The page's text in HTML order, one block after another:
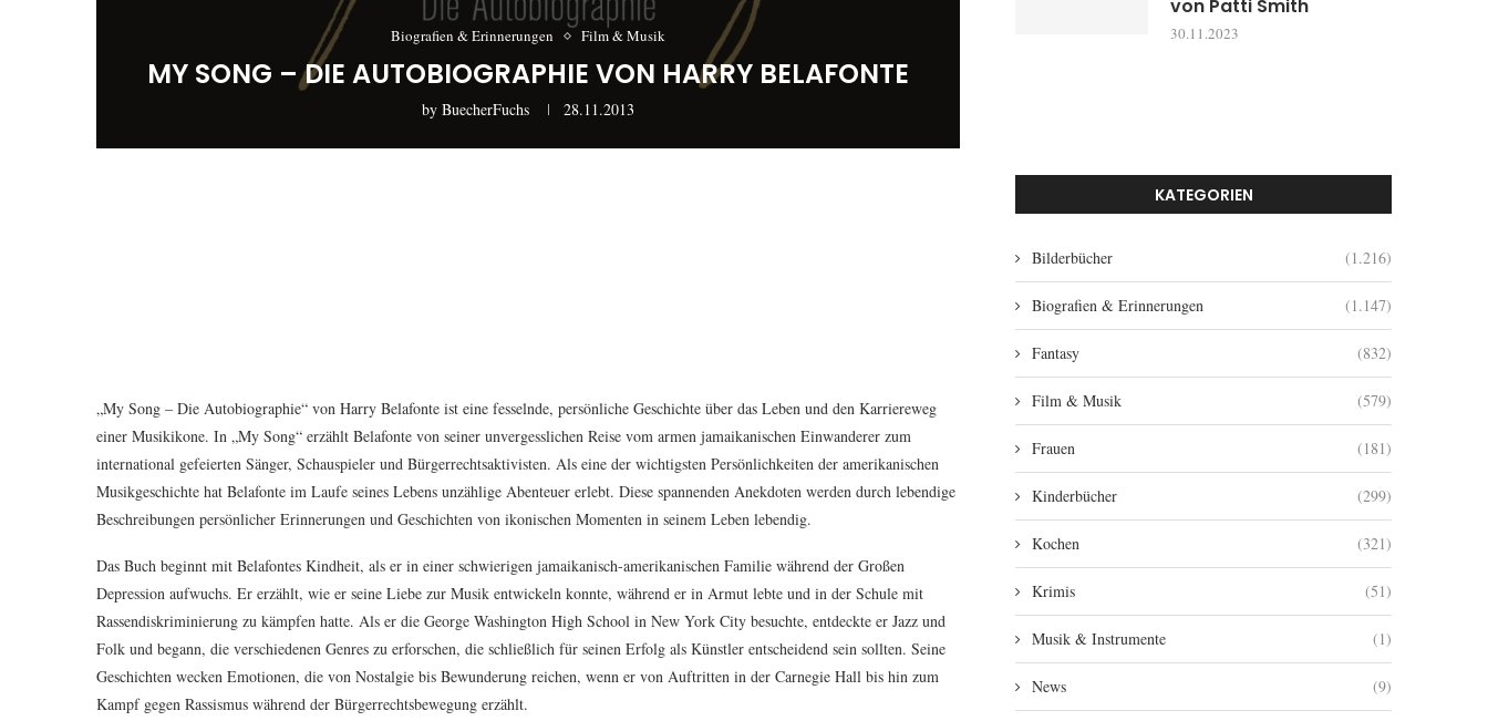
Biografien & Erinnerungen Film & Musik
MY SONG – DIE AUTOBIOGRAPHIE VON HARRY BELAFONTE
by BuecherFuchs 28.11.2013
„My Song – Die Autobiographie“ von Harry Belafonte ist eine fesselnde, persönliche Geschichte über das Leben und den Karriereweg
einer Musikikone. In „My Song“ erzählt Belafonte von seiner unvergesslichen Reise vom armen jamaikanischen Einwanderer zum
international gefeierten Sänger, Schauspieler und Bürgerrechtsaktivisten. Als eine der wichtigsten Persönlichkeiten der amerikanischen
Musikgeschichte hat Belafonte im Laufe seines Lebens unzählige Abenteuer erlebt. Diese spannenden Anekdoten werden durch lebendige
Beschreibungen persönlicher Erinnerungen und Geschichten von ikonischen Momenten in seinem Leben lebendig.
Das Buch beginnt mit Belafontes Kindheit, als er in einer schwierigen jamaikanisch-amerikanischen Familie während der Großen
Depression aufwuchs. Er erzählt, wie er seine Liebe zur Musik entwickeln konnte, während er in Armut lebte und in der Schule mit
Rassendiskriminierung zu kämpfen hatte. Als er die George Washington High School in New York City besuchte, entdeckte er Jazz und
Folk und begann, die verschiedenen Genres zu erforschen, die schließlich für seinen Erfolg als Künstler entscheidend sein sollten. Seine
Geschichten wecken Emotionen, die von Nostalgie bis Bewunderung reichen, wenn er von Auftritten in der Carnegie Hall bis hin zum
Kampf gegen Rassismus während der Bürgerrechtsbewegung erzählt.
von Patti Smith
30.11.2023
KATEGORIEN
Bilderbücher (1.216)
Biografien & Erinnerungen (1.147)
Fantasy (832)
Film & Musik (579)
Frauen (181)
Kinderbücher (299)
Kochen (321)
Krimis (51)
Musik & Instrumente (1)
News (9)